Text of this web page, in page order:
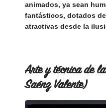
animados, ya sean
fantásticos, dotados
atractivas desde la
Arte y técnica de
Saénz Valente)